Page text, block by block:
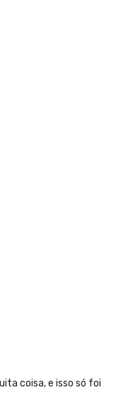
coisa, e isso só foi